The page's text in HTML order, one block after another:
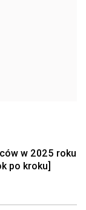
w 2025 roku
po kroku]